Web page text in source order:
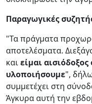
Παραγωγικές
"Τα πράγματα
αποτελέσματα.
καιείμαι
υλοποιήσουμε",
συμμετέχει στη
Άγκυρα αυτή την